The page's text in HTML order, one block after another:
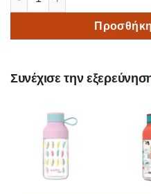
Συνέχισε την